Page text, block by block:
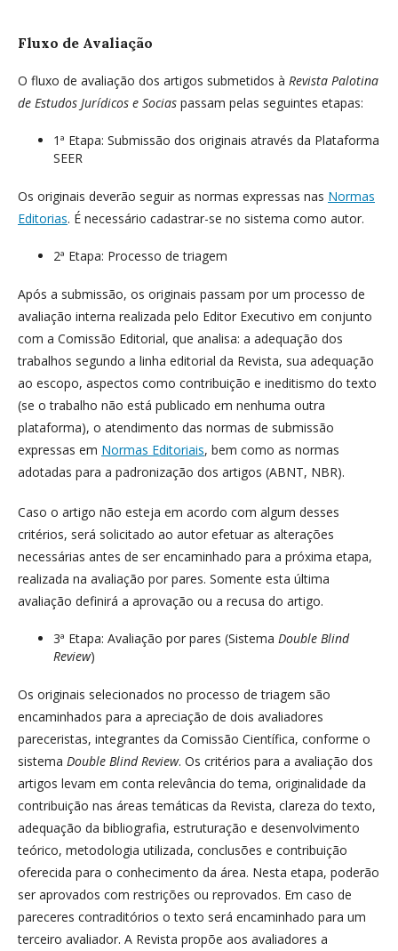
Fluxo de Avaliação
O fluxo de avaliação dos artigos submetidos à Revista Palotina
de Estudos Jurídicos e Socias passam pelas seguintes etapas:
1ª Etapa: Submissão dos originais através da Plataforma
SEER
Os originais deverão seguir as normas expressas nas Normas
Editorias. É necessário cadastrar-se no sistema como autor.
2ª Etapa: Processo de triagem
Após a submissão, os originais passam por um processo de
avaliação interna realizada pelo Editor Executivo em conjunto
com a Comissão Editorial, que analisa: a adequação dos
trabalhos segundo a linha editorial da Revista, sua adequação
ao escopo, aspectos como contribuição e ineditismo do texto
(se o trabalho não está publicado em nenhuma outra
plataforma), o atendimento das normas de submissão
expressas em Normas Editoriais, bem como as normas
adotadas para a padronização dos artigos (ABNT, NBR).
Caso o artigo não esteja em acordo com algum desses
critérios, será solicitado ao autor efetuar as alterações
necessárias antes de ser encaminhado para a próxima etapa,
realizada na avaliação por pares. Somente esta última
avaliação definirá a aprovação ou a recusa do artigo.
3ª Etapa: Avaliação por pares (Sistema Double Blind
Review)
Os originais selecionados no processo de triagem são
encaminhados para a apreciação de dois avaliadores
pareceristas, integrantes da Comissão Científica, conforme o
sistema Double Blind Review. Os critérios para a avaliação dos
artigos levam em conta relevância do tema, originalidade da
contribuição nas áreas temáticas da Revista, clareza do texto,
adequação da bibliografia, estruturação e desenvolvimento
teórico, metodologia utilizada, conclusões e contribuição
oferecida para o conhecimento da área. Nesta etapa, poderão
ser aprovados com restrições ou reprovados. Em caso de
pareceres contraditórios o texto será encaminhado para um
terceiro avaliador. A Revista propõe aos avaliadores a